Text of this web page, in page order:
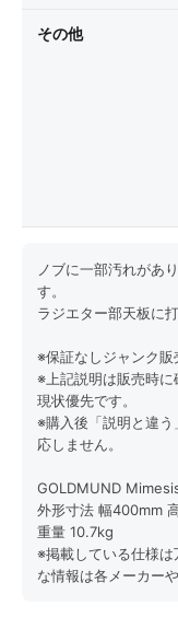
その他
ノブに一部汚れがあ
す。
ラジエター部天板に
※保証なしジャンク販
※上記説明は販売時
現状優先です。
※購入後「説明と違
応しません。
GOLDMUND
外形寸法 幅400mm
重量 10.7kg
※掲載している仕様
な情報は各メーカー